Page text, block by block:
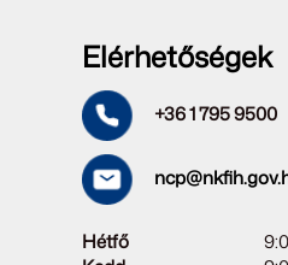
Elérhetőségek
+36 1 795 9500
Hétfő